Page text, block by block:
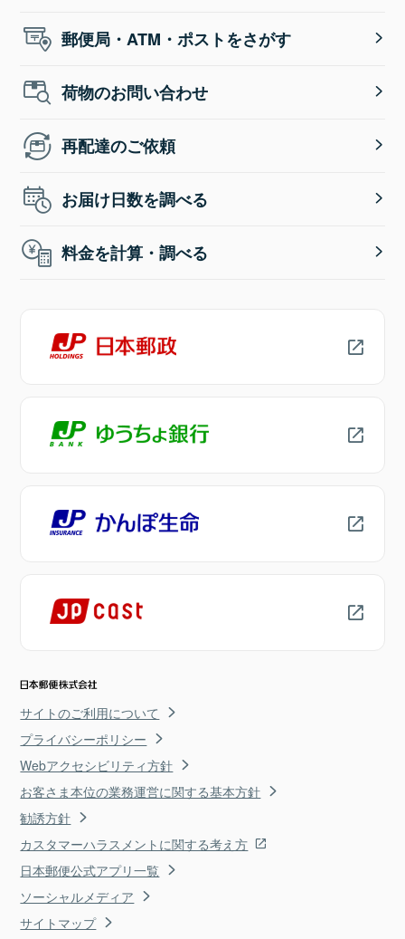
郵便局・ATM・ポストをさがす
荷物のお問い合わせ
再配達のご依頼
お届け日数を調べる
料金を計算・調べる
サイトのご利用について
プライバシーポリシー
Webアクセシビリティ方針
お客さま本位の業務運営に関する基本方針
勧誘方針
カスタマーハラスメントに関する考え方
日本郵便公式アプリ一覧
ソーシャルメディア
サイトマップ